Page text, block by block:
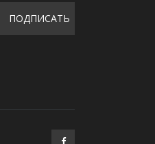
ПОДПИСАТЬ